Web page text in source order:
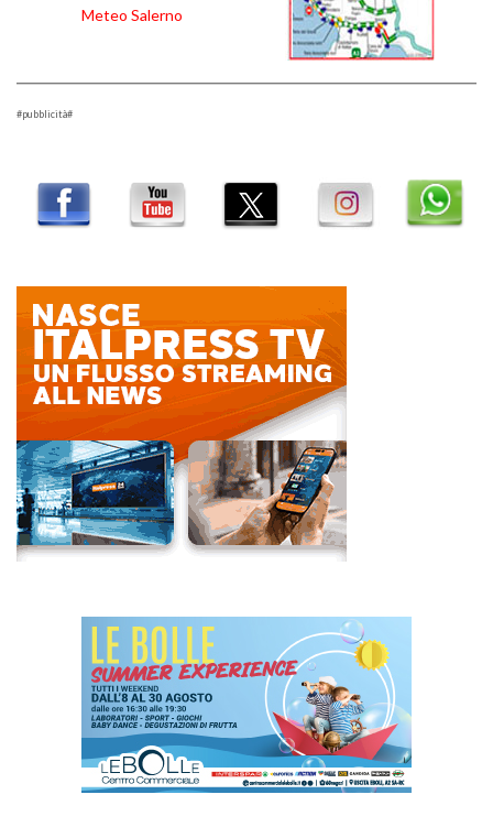
Meteo Salerno
#pubblicità#